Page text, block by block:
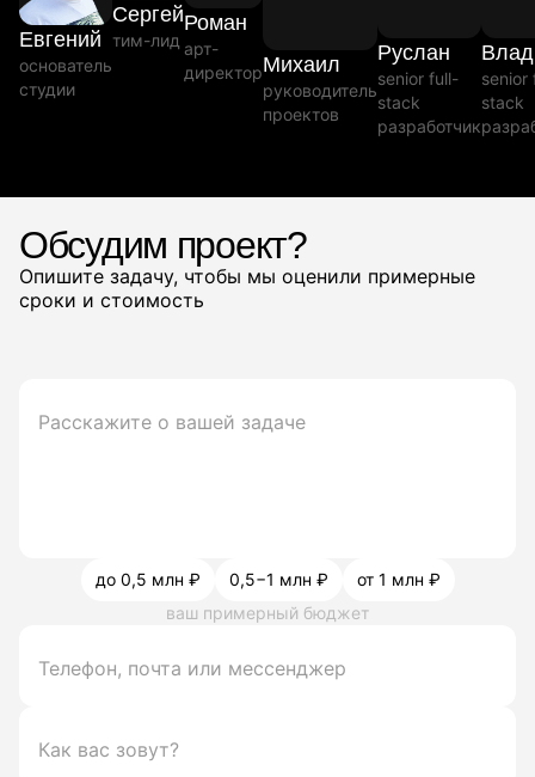
Евгений
основатель
студии
Сергей
тим-лид
Роман
арт-
директорМихаил
руководитель
проектов
Руслан
senior full-
stack
разработчик
senior
stack
Обсудим проект?
Опишите задачу, чтобы мы оценили примерные
сроки и стоимость
до 0,5 млн ₽ 0,5−1 млн ₽
от 1 млн ₽
ваш примерный бюджет